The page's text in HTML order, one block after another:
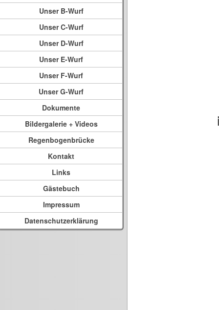
Unser B-Wurf
Unser C-Wurf
Unser D-Wurf
Unser E-Wurf
Unser F-Wurf
Unser G-Wurf
Dokumente
Bildergalerie + Videos
Regenbogenbrücke
Kontakt
Links
Gästebuch
Impressum
Datenschutzerklärung